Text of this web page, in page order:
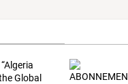
Global